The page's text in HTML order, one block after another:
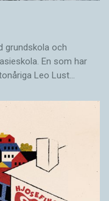
grundskola och
En som har
Leo Lust…